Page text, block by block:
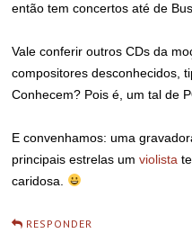
então tem concertos até de
Vale conferir outros CDs da
compositores desconhecidos,
Conhecem? Pois é, um tal de
E convenhamos: uma
principais estrelas umviolista
caridosa.
RESPONDER